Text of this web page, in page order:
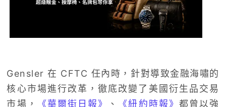
Gensler 在 CFTC 任內時，針對導致金融海嘯的
核心市場進行改革，徹底改變了美國衍生品交易
市場，
《華爾街日報》 、 《紐約時報》 都曾以強